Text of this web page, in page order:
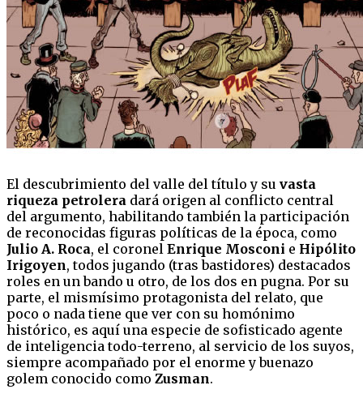
El descubrimiento del valle del título y su vasta
riqueza petrolera dará origen al conflicto central
del argumento, habilitando también la participación
de reconocidas figuras políticas de la época, como
Julio A. Roca, el coronel Enrique Mosconi e Hipólito
Irigoyen, todos jugando (tras bastidores) destacados
roles en un bando u otro, de los dos en pugna. Por su
parte, el mismísimo protagonista del relato, que
poco o nada tiene que ver con su homónimo
histórico, es aquí una especie de sofisticado agente
de inteligencia todo-terreno, al servicio de los suyos,
siempre acompañado por el enorme y buenazo
golem conocido como Zusman.